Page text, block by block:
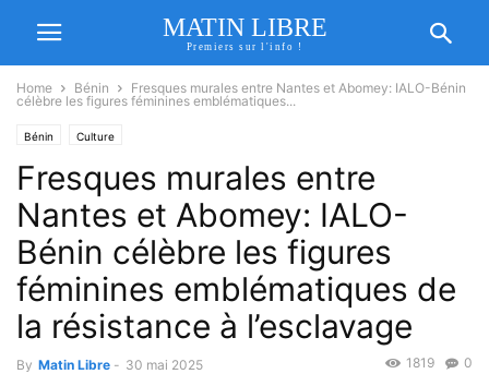
MATIN LIBRE
Premiers sur l'info !
Home Bénin
Fresques murales entre Nantes et Abomey: IALO-Bénin
célèbre les figures féminines emblématiques...
Bénin Culture
Fresques murales entre
Nantes et Abomey: IALO-
Bénin célèbre les figures
féminines emblématiques de
la résistance à l’esclavage
By Matin Libre - 30 mai 2025 0
1819